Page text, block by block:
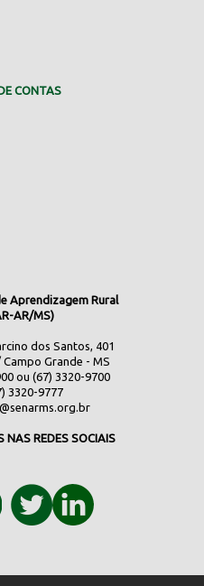
CONTAS
Aprendizagem Rural
AR/MS)
dos Santos, 401
Campo Grande - MS
ou (67) 3320-9700
3320-9777
NAS REDES SOCIAIS